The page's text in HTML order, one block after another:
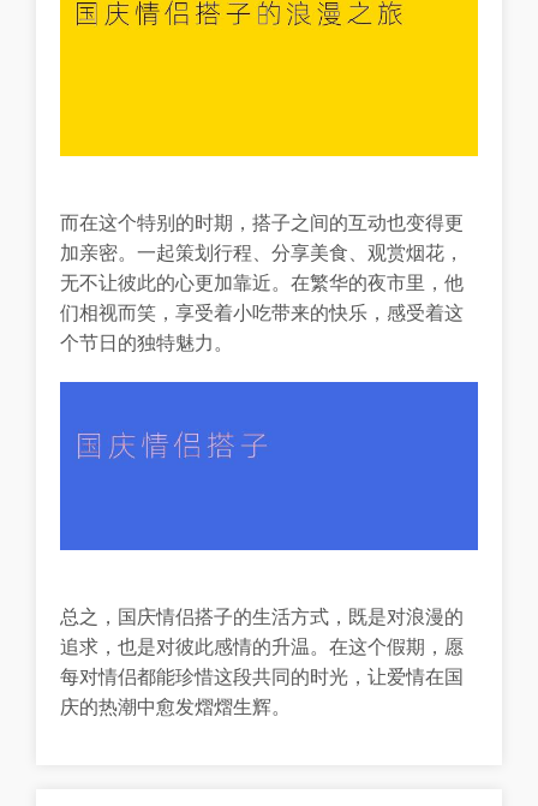
而在这个特别的时期，搭子之间的互动也变得更
加亲密。一起策划行程、分享美食、观赏烟花，
无不让彼此的心更加靠近。在繁华的夜市里，他
们相视而笑，享受着小吃带来的快乐，感受着这
个节日的独特魅力。
总之，国庆情侣搭子的生活方式，既是对浪漫的
追求，也是对彼此感情的升温。在这个假期，愿
每对情侣都能珍惜这段共同的时光，让爱情在国
庆的热潮中愈发熠熠生辉。